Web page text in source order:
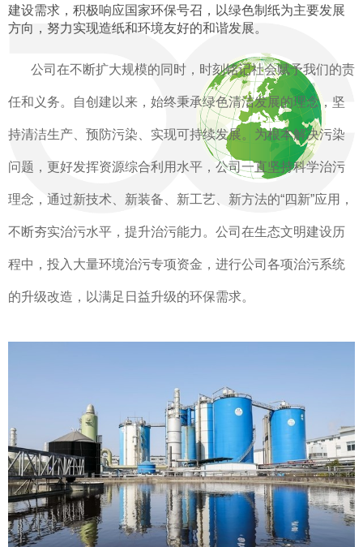
建设需求，积极响应国家环保号召，以绿色制纸为主要发展
方向，努力实现造纸和环境友好的和谐发展。
公司在不断扩大规模的同时，时刻铭记社会赋予我们的责
任和义务。自创建以来，始终秉承绿色清洁发展的理念，坚
持清洁生产、预防污染、实现可持续发展。为根本解决污染
问题，更好发挥资源综合利用水平，公司一直坚持科学治污
理念，通过新技术、新装备、新工艺、新方法的“四新”应用，
不断夯实治污水平，提升治污能力。公司在生态文明建设历
程中，投入大量环境治污专项资金，进行公司各项治污系统
的升级改造，以满足日益升级的环保需求。